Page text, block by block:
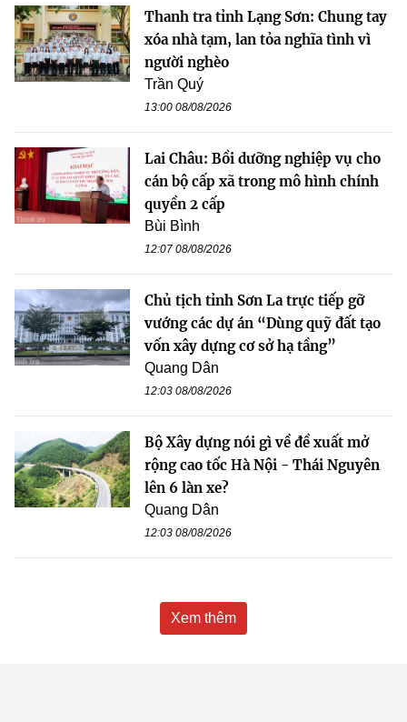
Thanh tra tỉnh Lạng Sơn: Chung tay
xóa nhà tạm, lan tỏa nghĩa tình vì
người nghèo
Trần Quý
13:00 08/08/2026
Lai Châu: Bồi dưỡng nghiệp vụ cho
cán bộ cấp xã trong mô hình chính
quyền 2 cấp
Bùi Bình
12:07 08/08/2026
Chủ tịch tỉnh Sơn La trực tiếp gỡ
vướng các dự án “Dùng quỹ đất tạo
vốn xây dựng cơ sở hạ tầng”
Quang Dân
12:03 08/08/2026
Bộ Xây dựng nói gì về đề xuất mở
rộng cao tốc Hà Nội - Thái Nguyên
lên 6 làn xe?
Quang Dân
12:03 08/08/2026
Xem thêm